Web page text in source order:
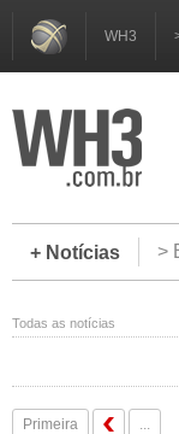
WH3
+ Notícias >
Todas as notícias
Primeira ...